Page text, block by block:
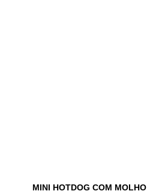
MINI HOTDOG COM MOLHO